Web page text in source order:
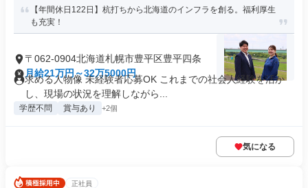
【年間休日122日】杭打ちから北海道のインフラを創る。福利厚生
も充実！
〒062-0904北海道札幌市豊平区豊平四条
月給21万円～32万5000円
求める人物像 未経験者応募OK これまでの社会人経験を活か
し、現場の状況を理解しながら...
学歴不問 賞与あり +2個
気になる
正社員